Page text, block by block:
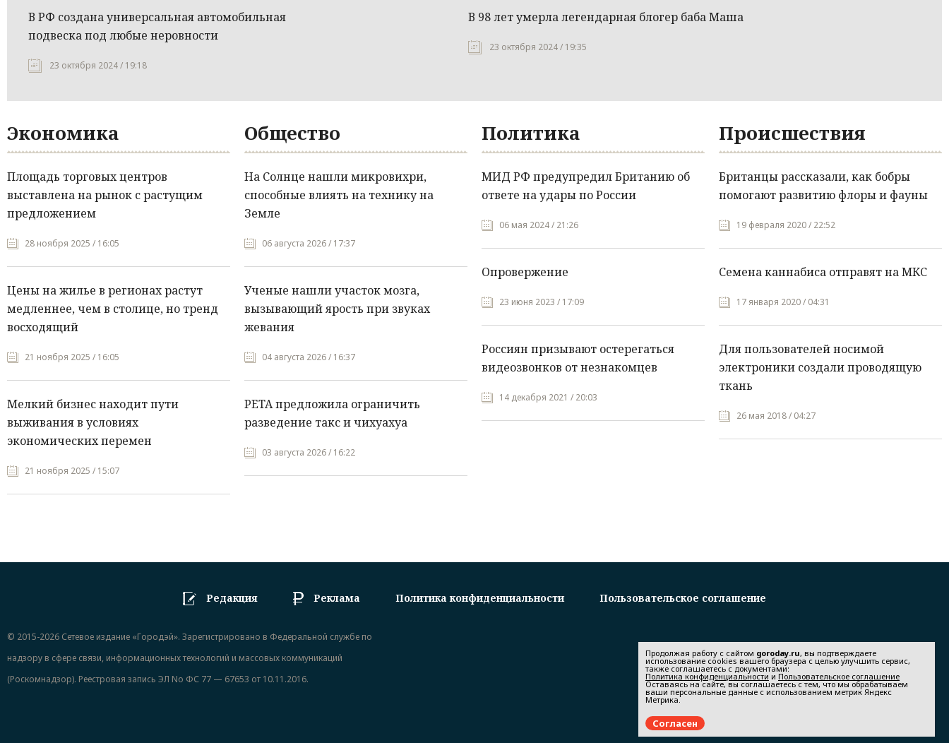
В РФ создана универсальная автомобильная
подвеска под любые неровности
23 октября 2024 / 19:18
В 98 лет умерла легендарная блогер баба Маша
23 октября 2024 / 19:35
Экономика
Площадь торговых центров
выставлена на рынок с растущим
предложением
28 ноября 2025 / 16:05
Цены на жилье в регионах растут
медленнее, чем в столице, но тренд
восходящий
21 ноября 2025 / 16:05
Мелкий бизнес находит пути
выживания в условиях
экономических перемен
21 ноября 2025 / 15:07
Общество
На Солнце нашли микровихри,
способные влиять на технику на
Земле
06 августа 2026 / 17:37
Ученые нашли участок мозга,
вызывающий ярость при звуках
жевания
04 августа 2026 / 16:37
PETA предложила ограничить
разведение такс и чихуахуа
03 августа 2026 / 16:22
Политика
МИД РФ предупредил Британию об
ответе на удары по России
06 мая 2024 / 21:26
Опровержение
23 июня 2023 / 17:09
Россиян призывают остерегаться
видеозвонков от незнакомцев
14 декабря 2021 / 20:03
Происшествия
Британцы рассказали, как бобры
помогают развитию флоры и фауны
19 февраля 2020 / 22:52
Семена каннабиса отправят на МКС
17 января 2020 / 04:31
Для пользователей носимой
электроники создали проводящую
ткань
26 мая 2018 / 04:27
Редакция Реклама Политика конфиденциальности Пользовательское соглашение
© 2015-2026 Сетевое издание «Городэй». Зарегистрировано в Федеральной службе по
надзору в сфере связи, информационных технологий и массовых коммуникаций
(Роскомнадзор). Реестровая запись ЭЛ No ФС 77 — 67653 от 10.11.2016.
Продолжая работу с сайтом goroday.ru, вы подтверждаете
использование cookies вашего браузера с целью улучшить сервис,
также соглашаетесь с документами:
Политика конфиденциальности и Пользовательское соглашение
Оставаясь на сайте, вы соглашаетесь с тем, что мы обрабатываем
ваши персональные данные с использованием метрик Яндекс
Метрика.
Согласен